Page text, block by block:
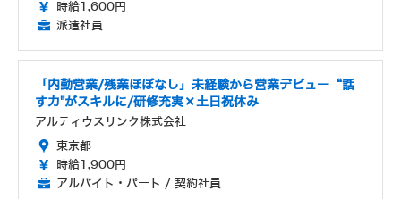
時給1,600円
派遣社員
「内勤営業/残業ほぼなし」未経験から営業デビュー“話
す力"がスキルに/研修充実×土日祝休み
アルティウスリンク株式会社
東京都
時給1,900円
アルバイト・パート / 契約社員